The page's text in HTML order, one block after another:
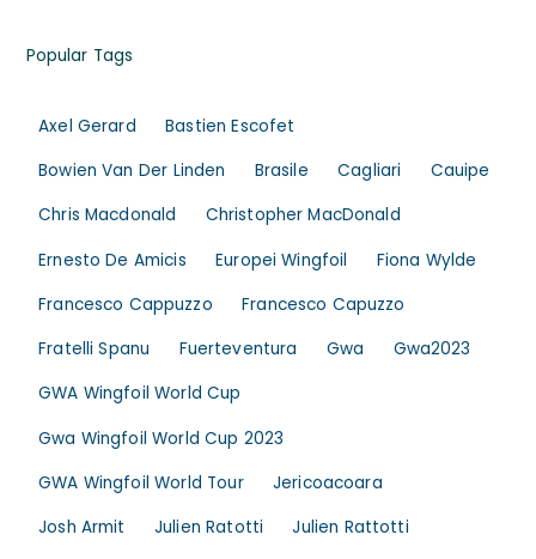
Popular Tags
Axel Gerard
Bastien Escofet
Bowien Van Der Linden
Brasile Cagliari
Cauipe
Chris Macdonald
Christopher MacDonald
Ernesto De Amicis
Europei Wingfoil
Fiona Wylde
Francesco Cappuzzo
Francesco Capuzzo
Fratelli Spanu
Fuerteventura Gwa
Gwa2023
GWA Wingfoil World Cup
Gwa Wingfoil World Cup 2023
GWA Wingfoil World Tour
Jericoacoara
Josh Armit
Julien Ratotti
Julien Rattotti